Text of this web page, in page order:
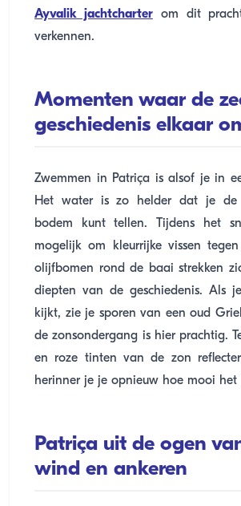
Ayvalik jachtcharterom dit
verkennen.
Momenten waar de
geschiedenis elkaar
Zwemmen in Patriça is alsof je in
Het water is zo helder dat je de
bodem kunt tellen. Tijdens het
mogelijk om kleurrijke vissen
olijfbomen rond de baai strekken
diepten van de geschiedenis. Als
kijkt, zie je sporen van een oud
de zonsondergang is hier prachtig.
en roze tinten van de zon
herinner je je opnieuw hoe mooi het
Patriça uit de ogen
wind en ankeren